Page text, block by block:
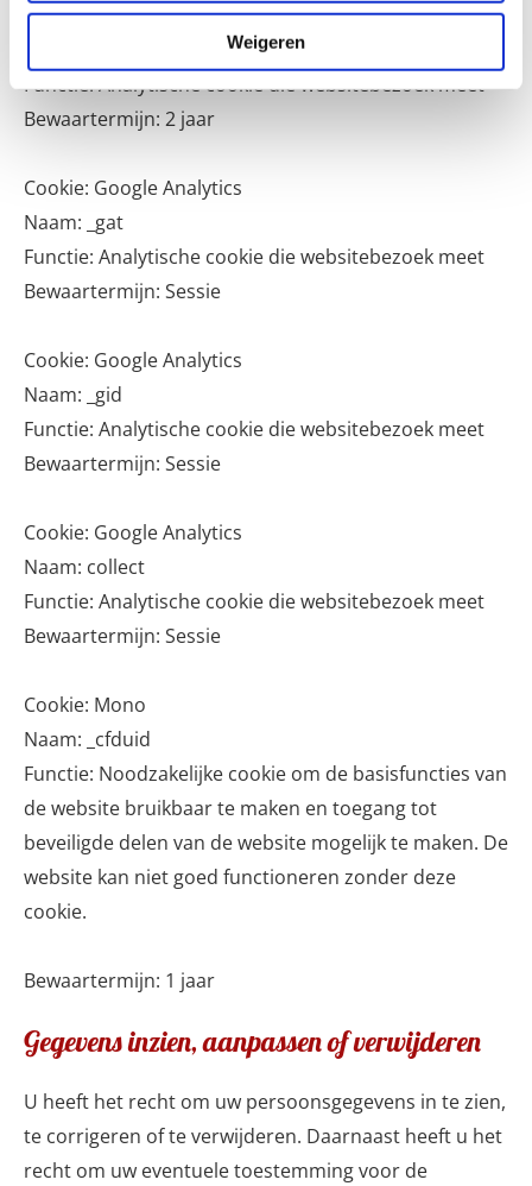
Weigeren
Cookie: Google Analytics
Functie: Analytische cookie die websitebezoek meet
Bewaartermijn: 2 jaar
Cookie: Google Analytics
Naam: _gat
Functie: Analytische cookie die websitebezoek meet
Bewaartermijn: Sessie
Cookie: Google Analytics
Naam: _gid
Functie: Analytische cookie die websitebezoek meet
Bewaartermijn: Sessie
Cookie: Google Analytics
Naam: collect
Functie: Analytische cookie die websitebezoek meet
Bewaartermijn: Sessie
Cookie: Mono
Naam: _cfduid
Functie: Noodzakelijke cookie om de basisfuncties van
de website bruikbaar te maken en toegang tot
beveiligde delen van de website mogelijk te maken. De
website kan niet goed functioneren zonder deze
cookie.
Bewaartermijn: 1 jaar
Gegevens inzien, aanpassen of verwijderen
U heeft het recht om uw persoonsgegevens in te zien,
te corrigeren of te verwijderen. Daarnaast heeft u het
recht om uw eventuele toestemming voor de